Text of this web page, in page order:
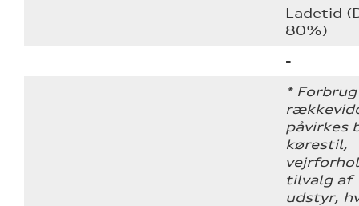
Ladetid
80%)
-
*
påvirkes
kørestil,
tilvalg af
udstyr,